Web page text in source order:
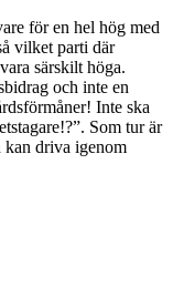
för en hel hög med
vilket parti där
särskilt höga.
och inte en
Inte ska
Som tur är
kan driva igenom